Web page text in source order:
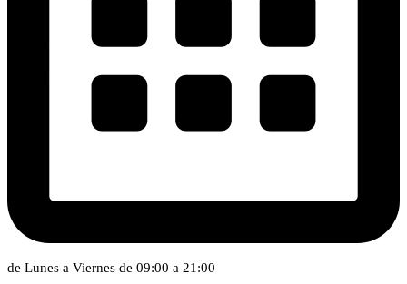
de Lunes a Viernes de 09:00 a 21:00